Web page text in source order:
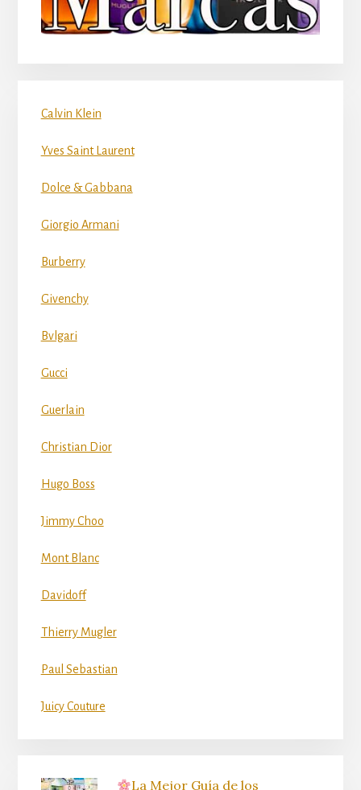
Calvin Klein
Yves Saint Laurent
Dolce & Gabbana
Giorgio Armani
Burberry
Givenchy
Bvlgari
Gucci
Guerlain
Christian Dior
Hugo Boss
Jimmy Choo
Mont Blanc
Davidoff
Thierry Mugler
Paul Sebastian
Juicy Couture
La Mejor Guía de los